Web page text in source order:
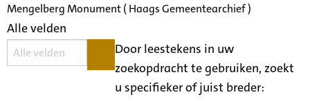
Mengelberg Monument ( Haags Gemeentearchief )
Alle velden
Door leestekens in uw
zoekopdracht te gebruiken, zoekt
u specifieker of juist breder: